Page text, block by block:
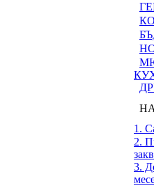
1.
2.
3.